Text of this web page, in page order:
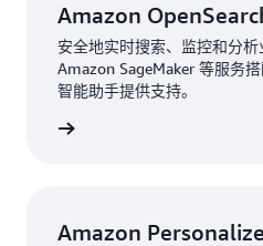
Amazon
安全地实时搜索、监控和分
Amazon SageMaker 等服务
智能助手提供支持。
Amazon Personalize